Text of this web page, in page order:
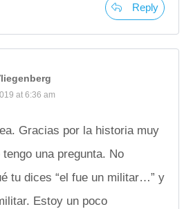
Reply
at 6:36 am
Gracias por la historia muy
una pregunta. No
tu dices “el fue un militar…” y
Estoy un poco